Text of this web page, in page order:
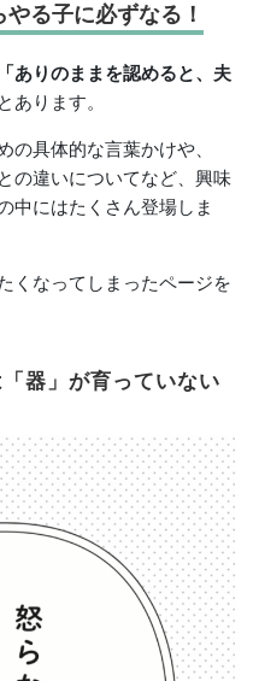
やる子に必ずなる！
「ありのままを認めると、夫
とあります。
の具体的な言葉かけや、
の違いについてなど、興味
中にはたくさん登場しま
くなってしまったページを
器」が育っていない